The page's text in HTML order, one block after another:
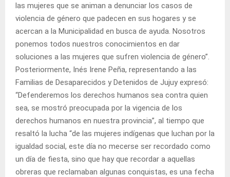
las mujeres que se animan a denunciar los casos de
violencia de género que padecen en sus hogares y se
acercan a la Municipalidad en busca de ayuda. Nosotros
ponemos todos nuestros conocimientos en dar
soluciones a las mujeres que sufren violencia de género”.
Posteriormente, Inés Irene Peña, representando a las
Familias de Desaparecidos y Detenidos de Jujuy expresó:
“Defenderemos los derechos humanos sea contra quien
sea, se mostró preocupada por la vigencia de los
derechos humanos en nuestra provincia”, al tiempo que
resaltó la lucha “de las mujeres indígenas que luchan por la
igualdad social, este día no mecerse ser recordado como
un día de fiesta, sino que hay que recordar a aquellas
obreras que reclamaban algunas conquistas, es una fecha